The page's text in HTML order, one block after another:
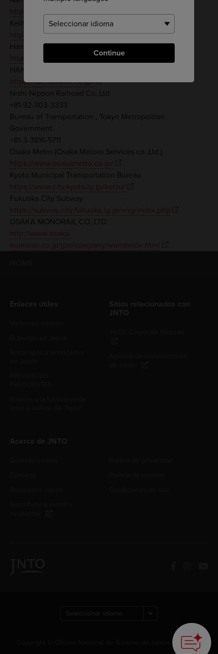
Continue
https://www.howto-osaka.com/en/traffic/
Keihan Electric Railway Co.,Ltd.
https://www.keihan.co.jp/travel/en/
Hankyu Corporation
http://www.hankyu.co.jp/global/en/
HANSHIN ELECTRIC RAILWAY CO.,LTD.
https://rail.hanshin.co.jp/
Nishi-Nippon Railroad Co.,Ltd.
+81-92-303-3333
Bureau of Transportation , Tokyo Metropolitan
Government.
+81-3-3816-5711
Osaka Metro (Osaka Metoro Services co.,Ltd.)
https://www.osakametro.co.jp/
Kyoto Municipal Transportation Bureau
https://www.city.kyoto.lg.jp/kotsu/
Fukuoka City Subway
https://subway.city.fukuoka.lg.jp/eng/index.php
OSAKA MONORAIL CO.,LTD.
http://www.osaka-
monorail.co.jp/jpn/company/worldwide.html
Copyright © Oficina Nacional de Turismo de Japón. Todos los